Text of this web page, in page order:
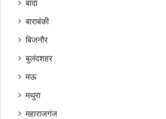
बांदा
बाराबंकी
बिजनौर
बुलंदशहर
मऊ
मथुरा
महाराजगंज